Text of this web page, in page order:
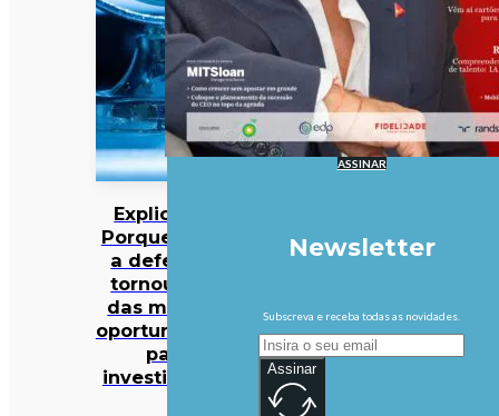
Explicador:
Porque é que
a defesa se
tornou uma
das maiores
oportunidades
para
investidores?
ASSINAR
Newsletter
Subscreva e receba todas as novidades.
Assinar